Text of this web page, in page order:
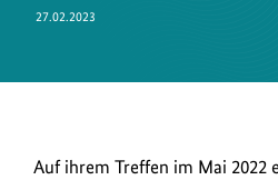
Sicherheit
27.02.2023
Die
Auf ihrem Treffen im Mai 2022